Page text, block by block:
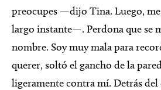
preocupes —dijo Tina. Luego,
largo instante—. Perdona que se
nombre. Soy muy mala para
querer, soltó el gancho de la
ligeramente contra mí. Detrás